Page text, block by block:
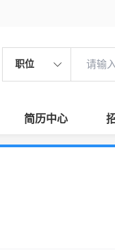
职位
简历中心